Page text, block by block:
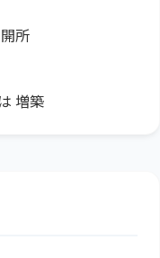
所
増築